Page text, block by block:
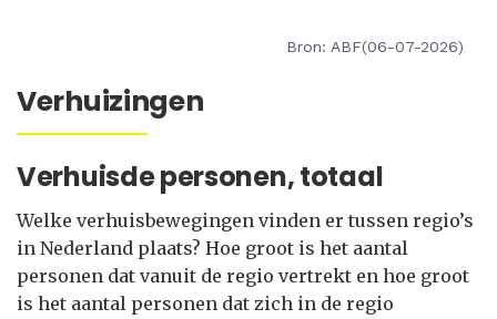
Bron: ABF(06-07-2026)
Verhuizingen
Verhuisde personen, totaal
Welke verhuisbewegingen vinden er tussen regio’s
in Nederland plaats? Hoe groot is het aantal
personen dat vanuit de regio vertrekt en hoe groot
is het aantal personen dat zich in de regio